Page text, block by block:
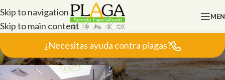
Skip to navigation
Skip to main content
¿Necesitas ayuda contra plagas?